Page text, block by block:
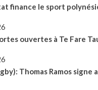
finance le sport
ouvertes à Te Fare
Thomas Ramos signe